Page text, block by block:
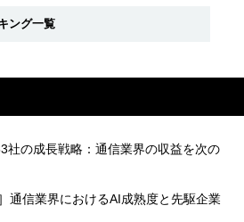
ング一覧
社の成長戦略：通信業界の収益を次の
通信業界におけるAI成熟度と先駆企業